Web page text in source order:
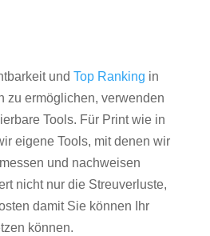
und Top Ranking in
zu ermöglichen, verwenden
Tools. Für Print wie in
eigene Tools, mit denen wir
und nachweisen
nicht nur die Streuverluste,
damit Sie können Ihr
können.